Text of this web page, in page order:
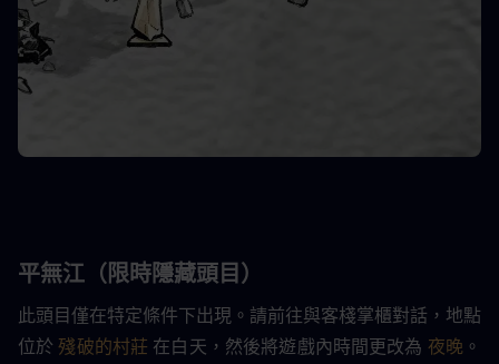
平無江（限時隱藏頭目）
此頭目僅在特定條件下出現。請前往與客棧掌櫃對話，地點
位於 殘破的村莊 在白天，然後將遊戲內時間更改為 夜晚 。